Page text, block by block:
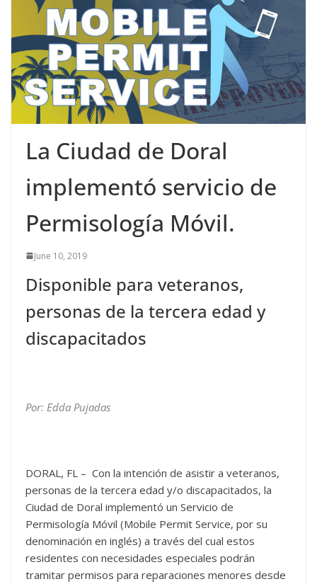
La Ciudad de Doral
implementó servicio de
Permisología Móvil.
June 10, 2019
Disponible para veteranos,
personas de la tercera edad y
discapacitados
Por: Edda Pujadas
DORAL, FL – Con la intención de asistir a veteranos,
personas de la tercera edad y/o discapacitados, la
Ciudad de Doral implementó un Servicio de
Permisología Móvil (Mobile Permit Service, por su
denominación en inglés) a través del cual estos
residentes con necesidades especiales podrán
tramitar permisos para reparaciones menores desde